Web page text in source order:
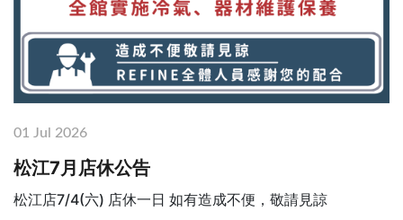
01 Jul 2026
松江7月店休公告
松江店7/4(六) 店休一日 如有造成不便，敬請見諒